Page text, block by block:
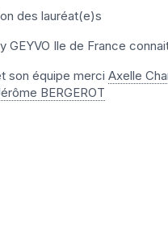
des lauréat(e)s
GEYVO Ile de France
son équipe merci Axelle
BERGEROT